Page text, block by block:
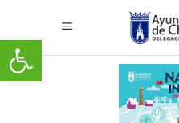
Abrir barra de herramientas